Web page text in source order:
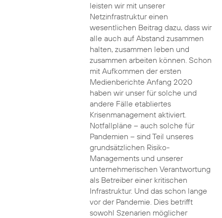
leisten wir mit unserer
Netzinfrastruktur einen
wesentlichen Beitrag dazu, dass wir
alle auch auf Abstand zusammen
halten, zusammen leben und
zusammen arbeiten können. Schon
mit Aufkommen der ersten
Medienberichte Anfang 2020
haben wir unser für solche und
andere Fälle etabliertes
Krisenmanagement aktiviert.
Notfallpläne – auch solche für
Pandemien – sind Teil unseres
grundsätzlichen Risiko-
Managements und unserer
unternehmerischen Verantwortung
als Betreiber einer kritischen
Infrastruktur. Und das schon lange
vor der Pandemie. Dies betrifft
sowohl Szenarien möglicher